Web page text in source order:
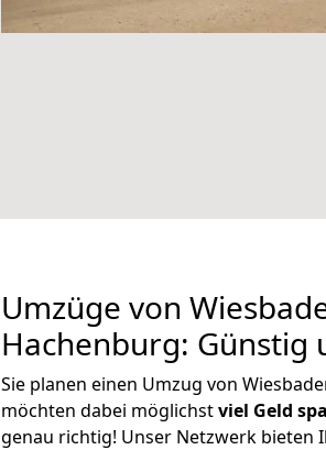
Umzüge von
Hachenburg: Günstig
Sie planen einen Umzug von
möchten dabei möglichstviel Geld
genau richtig! Unser Netzwerk bieten